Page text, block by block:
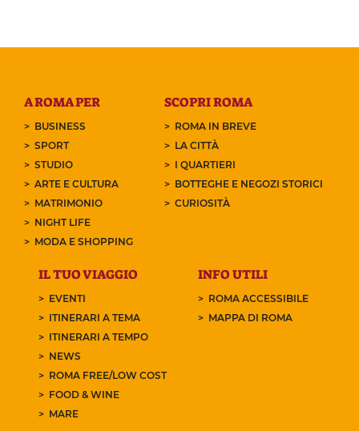
A ROMA PER
BUSINESS
SPORT
STUDIO
ARTE E CULTURA
MATRIMONIO
NIGHT LIFE
MODA E SHOPPING
SCOPRI ROMA
ROMA IN BREVE
LA CITTÀ
I QUARTIERI
BOTTEGHE E NEGOZI STORICI
CURIOSITÀ
IL TUO VIAGGIO
EVENTI
ITINERARI A TEMA
ITINERARI A TEMPO
NEWS
ROMA FREE/LOW COST
FOOD & WINE
MARE
INFO UTILI
ROMA ACCESSIBILE
MAPPA DI ROMA